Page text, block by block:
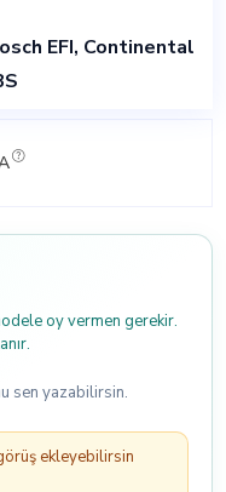
EFI, Continental
oy vermen gerekir.
sen yazabilirsin.
ekleyebilirsin